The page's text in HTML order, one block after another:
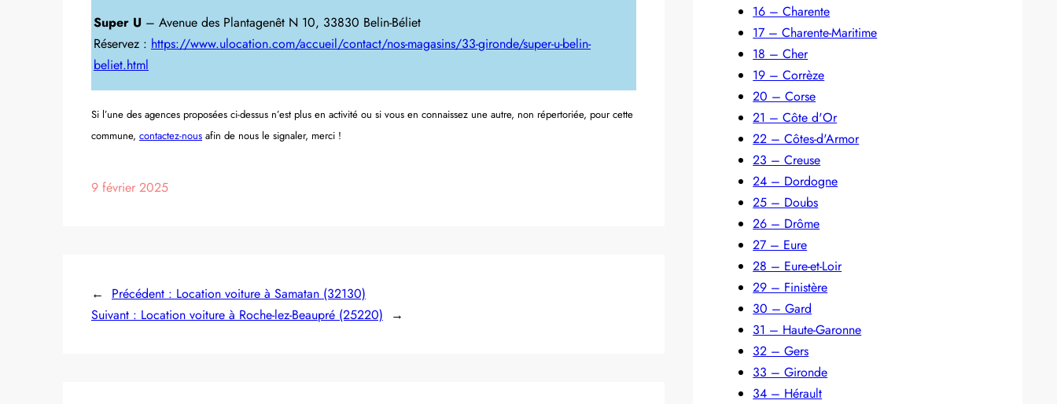
Super U – Avenue des Plantagenêt N 10, 33830 Belin-Béliet
Réservez : https://www.ulocation.com/accueil/contact/nos-magasins/33-gironde/super-u-belin-
beliet.html
Si l’une des agences proposées ci-dessus n’est plus en activité ou si vous en connaissez une autre, non répertoriée, pour cette
commune, contactez-nous afin de nous le signaler, merci !
9 février 2025
← Précédent : Location voiture à Samatan (32130)
Suivant : Location voiture à Roche-lez-Beaupré (25220) →
16 – Charente
17 – Charente-Maritime
18 – Cher
19 – Corrèze
20 – Corse
21 – Côte d'Or
22 – Côtes-d'Armor
23 – Creuse
24 – Dordogne
25 – Doubs
26 – Drôme
27 – Eure
28 – Eure-et-Loir
29 – Finistère
30 – Gard
31 – Haute-Garonne
32 – Gers
33 – Gironde
34 – Hérault